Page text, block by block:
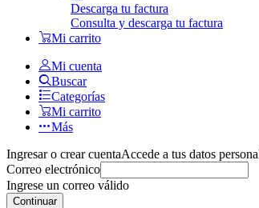
Descarga tu factura
Consulta y descarga tu factura
Mi carrito
Mi cuenta
Buscar
Categorías
Mi carrito
Más
Ingresar o crear cuentaAccede a tus datos
Correo electrónico
Ingrese un correo válido
Continuar